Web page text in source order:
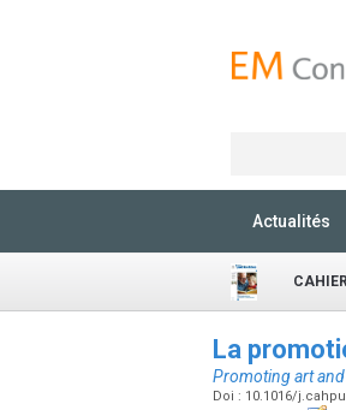
Actualités
La
Promoting art
Doi : 10.1016/